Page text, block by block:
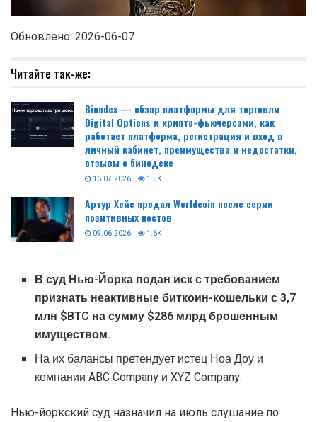
Обновлено: 2026-06-07
Читайте так-же:
Binodex — обзор платформы для торговли
Digital Options и крипто-фьючерсами, как
работает платформа, регистрация и вход в
личный кабинет, преимущества и недостатки,
отзывы о бинодекс
16.07.2026 1.5K
Артур Хейс продал Worldcoin после серии
позитивных постов
09.06.2026 1.6K
В суд Нью-Йорка подан иск с требованием
признать неактивные биткоин-кошельки с 3,7
млн $BTC на сумму $286 млрд брошенным
имуществом.
На их балансы претендует истец Ноа Доу и
компании ABC Company и XYZ Company.
Нью-йоркский суд назначил на июль слушание по